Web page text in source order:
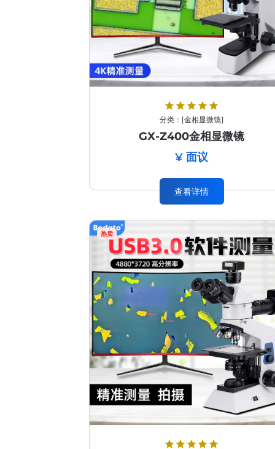
star star star star star
分类： [金相显微镜]
GX-Z400金相显微镜
¥ 面议
查看详情
热卖
star star star star star